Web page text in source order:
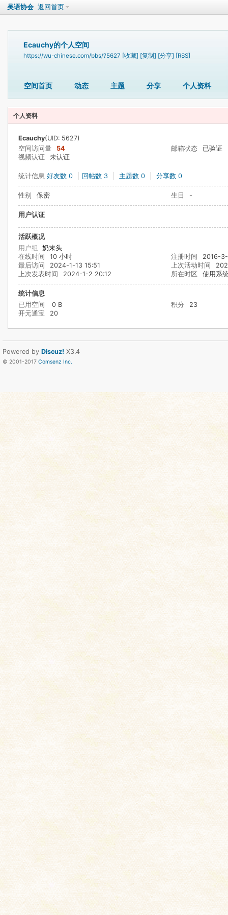
吴语协会 返回首页
Ecauchy的个人空间
https://wu-chinese.com/bbs/?5627 [收藏] [复制] [分享] [RSS]
空间首页 动态 主题 分享 个人资料
个人资料
Ecauchy(UID: 5627)
空间访问量
54 邮箱状态
已验证
视频认证
未认证
统计信息 好友数 0 回帖数 3 主题数 0 分享数 0
性别 保密 生日 -
用户认证
活跃概况
用户组 奶末头
在线时间
10 小时 注册时间
2016-
最后访问
2024-1-13 15:51 上次活动时间
上次发表时间
2024-1-2 20:12 所在时区 使用系
统计信息
已用空间
0 B 积分
23
开元通宝
20
Powered by Discuz! X3.4
© 2001-2017 Comsenz Inc.